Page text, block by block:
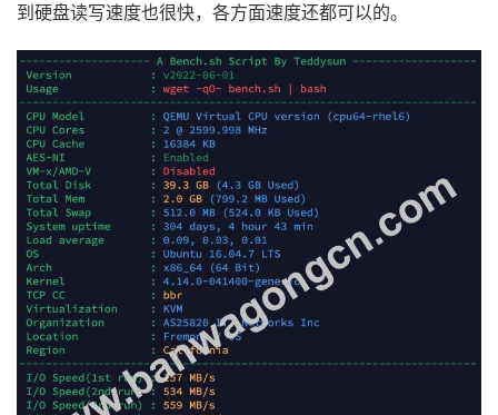
到硬盘读写速度也很快，各方面速度还都可以的。